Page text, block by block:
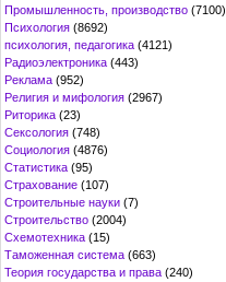
Промышленность, производство (7100)
Психология (8692)
психология, педагогика (4121)
Радиоэлектроника (443)
Реклама (952)
Религия и мифология (2967)
Риторика (23)
Сексология (748)
Социология (4876)
Статистика (95)
Страхование (107)
Строительные науки (7)
Строительство (2004)
Схемотехника (15)
Таможенная система (663)
Теория государства и права (240)